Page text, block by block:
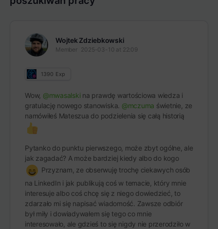
Wojtek Zdziebkowski
Member 2025-03-10 at 22:09
1390 Exp
Wow, @mwasalski na prawdę wartościowa wiedza i
gratulację nowego stanowiska. @mczuma świetnie, ze
namówiłeś Mateszua do podzielenia się całą historią
Pytanko do punktu pierwszego, może zbyt ogólne, ale
jak zagadać? A może bardziej kiedy albo do kogo
Przyznam, ze obserwuję trochę ciekawych osób
na LinkedIn i jak publikują coś w temacie, który mnie
interesuje albo coś chcę się z niego dowiedzieć, to
zdarzało mi się napisać wiadomość. Zawsze odbiór
był miły i dowiadywałem się tego co mnie
interesowało, ale gdzieś to się nigdy nie przerodziło w